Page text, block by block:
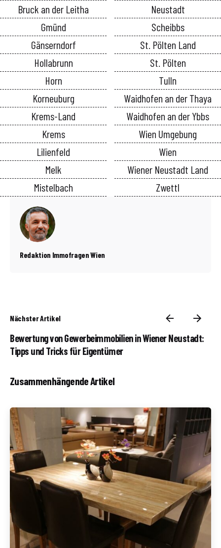
Bruck an der Leitha
Gmünd
Gänserndorf
Hollabrunn
Horn
Korneuburg
Krems-Land
Krems
Lilienfeld
Melk
Mistelbach
Neustadt
Scheibbs
St. Pölten Land
St. Pölten
Tulln
Waidhofen an der Thaya
Waidhofen an der Ybbs
Wien Umgebung
Wien
Wiener Neustadt Land
Zwettl
Redaktion Immofragen Wien
Nächster Artikel
Bewertung von Gewerbeimmobilien in Wiener Neustadt:
Tipps und Tricks für Eigentümer
Zusammenhängende Artikel